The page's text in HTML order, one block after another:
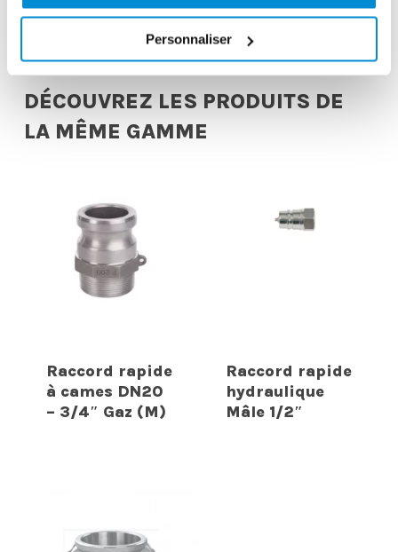
Personnaliser
DÉCOUVREZ LES PRODUITS DE
LA MÊME GAMME
Raccord rapide
à cames DN20
– 3/4″ Gaz (M)
Raccord rapide
hydraulique
Mâle 1/2″